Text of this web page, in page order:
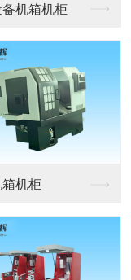
备钣金加工
箱钣金加工